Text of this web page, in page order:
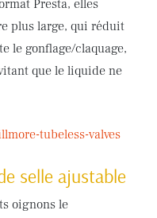
Presta, elles
plus large, qui réduit
le gonflage/claquage,
que le liquide ne
tubeless-valves
selle ajustable
oignons le